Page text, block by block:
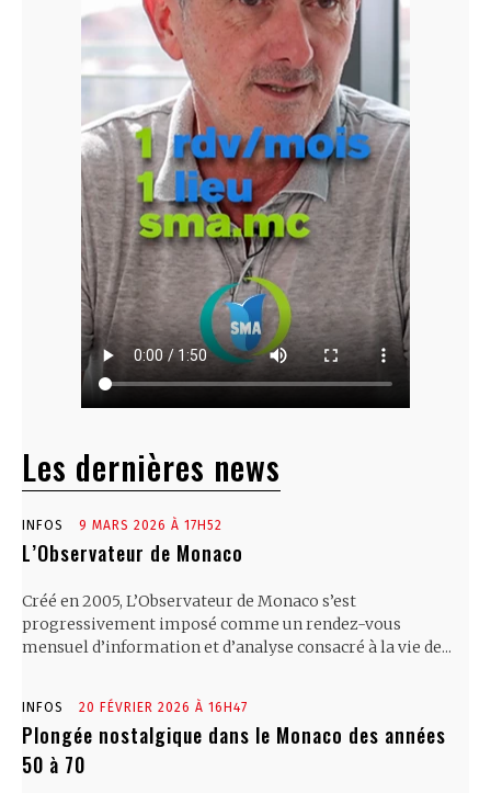
Les dernières news
INFOS 9 MARS 2026 À 17H52
L’Observateur de Monaco
Créé en 2005, L’Observateur de Monaco s’est
progressivement imposé comme un rendez-vous
mensuel d’information et d’analyse consacré à la vie de...
INFOS 20 FÉVRIER 2026 À 16H47
Plongée nostalgique dans le Monaco des années
50 à 70